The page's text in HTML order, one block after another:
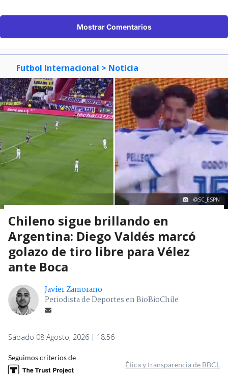
Mostrar Comentarios
Futbol Internacional > Noticia
@SC_ESPN
Chileno sigue brillando en
Argentina: Diego Valdés marcó
golazo de tiro libre para Vélez
ante Boca
Javier Zamorano
Periodista de Deportes en BioBioChile
Sábado 08 Agosto, 2026 | 18:56
Seguimos criterios de
Ética y transparencia de BBCL